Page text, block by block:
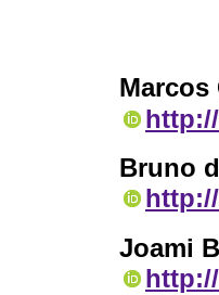
Marcos
Bruno
Joami